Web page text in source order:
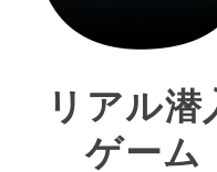
リアル潜
ゲーム